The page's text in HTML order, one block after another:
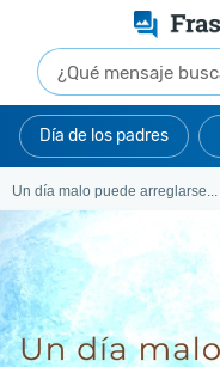
Día de los padres
Un día malo puede arreglarse...